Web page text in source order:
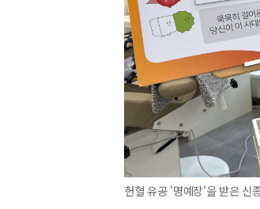
헌혈 유공 '명예장'을 받은